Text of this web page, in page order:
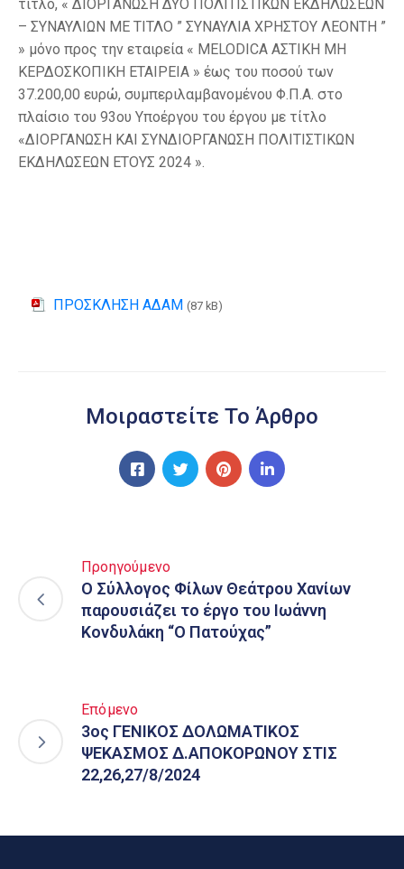
τίτλο, « ΔΙΟΡΓΑΝΩΣΗ ΔΥΟ ΠΟΛΙΤΙΣΤΙΚΩΝ ΕΚΔΗΛΩΣΕΩΝ
– ΣΥΝΑΥΛΙΩΝ ΜΕ ΤΙΤΛΟ ” ΣΥΝΑΥΛΙΑ ΧΡΗΣΤΟΥ ΛΕΟΝΤΗ ”
» μόνο προς την εταιρεία « MELODICA ΑΣΤΙΚΗ ΜΗ
ΚΕΡΔΟΣΚΟΠΙΚΗ ΕΤΑΙΡΕΙΑ » έως του ποσού των
37.200,00 ευρώ, συμπεριλαμβανομένου Φ.Π.Α. στο
πλαίσιο του 93ου Υποέργου του έργου με τίτλο
«ΔΙΟΡΓΑΝΩΣΗ ΚΑΙ ΣΥΝΔΙΟΡΓΑΝΩΣΗ ΠΟΛΙΤΙΣΤΙΚΩΝ
ΕΚΔΗΛΩΣΕΩΝ ΕΤΟΥΣ 2024 ».
ΠΡΟΣΚΛΗΣΗ ΑΔΑΜ (87 kB)
Μοιραστείτε Το Άρθρο
Προηγούμενο
Ο Σύλλογος Φίλων Θεάτρου Χανίων
παρουσιάζει το έργο του Ιωάννη
Κονδυλάκη “Ο Πατούχας”
Επόμενο
3ος ΓΕΝΙΚΟΣ ΔΟΛΩΜΑΤΙΚΟΣ
ΨΕΚΑΣΜΟΣ Δ.ΑΠΟΚΟΡΩΝΟΥ ΣΤΙΣ
22,26,27/8/2024